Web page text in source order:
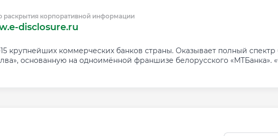
раскрытия корпоративной информации
disclosure.ru
коммерческих банков страны. Оказывает полный спектр
основанную на одноимённой франшизе белорусского «МТБанка».